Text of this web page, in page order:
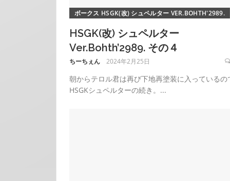
ボークス HSGK(改) シュペルター VER.BOHTH'2989.
HSGK(改) シュペルター
Ver.Bohth’2989. その４
ちーちぇん 2024年2月25日
朝からテロル君は再び下地再塗装に入っているの
HSGKシュペルターの続き。...